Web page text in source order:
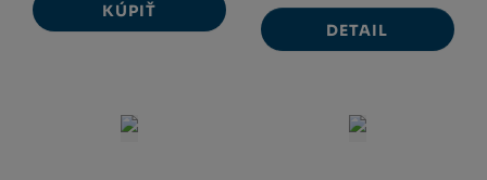
KÚPIŤ
DETAIL